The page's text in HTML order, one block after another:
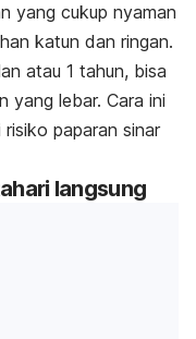
yang cukup nyaman
katun dan ringan.
atau 1 tahun, bisa
yang lebar. Cara ini
paparan sinar
langsung